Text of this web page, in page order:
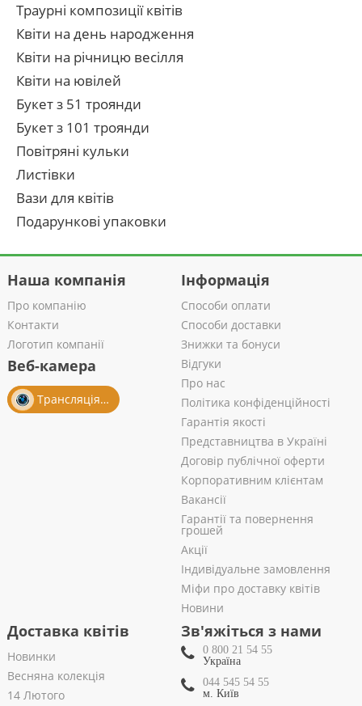
Траурні композиції квітів
Квіти на день народження
Квіти на річницю весілля
Квіти на ювілей
Букет з 51 троянди
Букет з 101 троянди
Повітряні кульки
Листівки
Вази для квітів
Подарункові упаковки
Наша компанія
Про компанію
Контакти
Логотип компанії
Веб-камера
Трансляція із салону
Інформація
Способи оплати
Способи доставки
Знижки та бонуси
Відгуки
Про нас
Політика конфіденційності
Гарантія якості
Представництва в Україні
Договір публічної оферти
Корпоративним клієнтам
Вакансії
Гарантії та повернення
грошей
Акції
Індивідуальне замовлення
Міфи про доставку квітів
Новини
Доставка квітів
Новинки
Весняна колекція
14 Лютого
Зв'яжіться з нами
0 800 21 54 55
Україна
044 545 54 55
м. Київ